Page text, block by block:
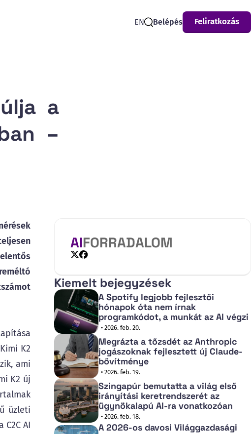
EN
Belépés Feliratkozás
a
–
K2
ami
K2 új
üzleti
AI
AIFORRADALOM
Kiemelt bejegyzések
A Spotify legjobb fejlesztői
hónapok óta nem írnak
programkódot, a munkát az AI végzi
• 2026. feb. 20.
Megrázta a tőzsdét az Anthropic
jogászoknak fejlesztett új Claude-
bővítménye
• 2026. feb. 19.
Szingapúr bemutatta a világ első
irányítási keretrendszerét az
ügynökalapú AI-ra vonatkozóan
• 2026. feb. 18.
A 2026-os davosi Világgazdasági